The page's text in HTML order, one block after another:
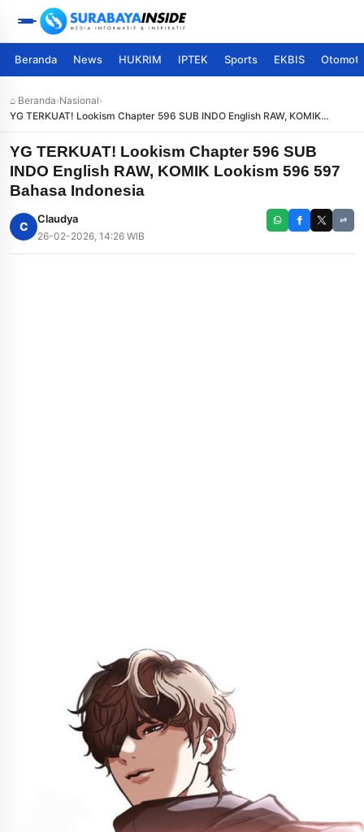
Beranda News HUKRIM IPTEK Sports EKBIS
⌂ Beranda›Nasional›
YG TERKUAT! Lookism Chapter 596 SUB INDO English RAW, KOMIK
Lookism 596 597 Bahasa Indonesia
YG TERKUAT! Lookism Chapter 596 SUB
INDO English RAW, KOMIK Lookism 596 597
Bahasa Indonesia
C
Claudya
26-02-2026, 14:26 WIB